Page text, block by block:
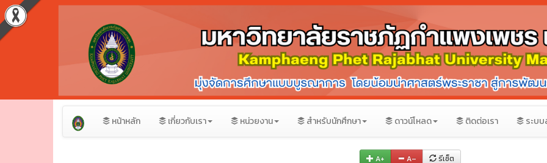
หน้าหลัก เกี่ยวกับเรา หน่วยงาน สำหรับนักศึกษา ดาวน์โหลด ติดต่อเรา ระบ
A+ A– รีเซ็ต